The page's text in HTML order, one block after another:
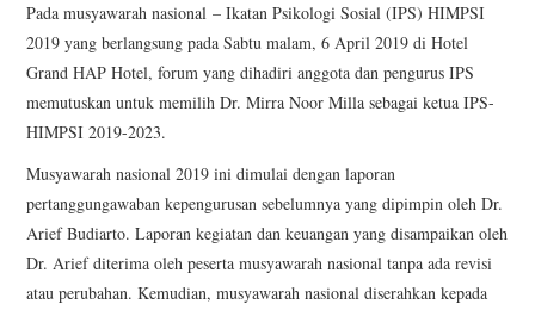
Pada musyawarah nasional – Ikatan Psikologi Sosial (IPS) HIMPSI
2019 yang berlangsung pada Sabtu malam, 6 April 2019 di Hotel
Grand HAP Hotel, forum yang dihadiri anggota dan pengurus IPS
memutuskan untuk memilih Dr. Mirra Noor Milla sebagai ketua IPS-
HIMPSI 2019-2023.
Musyawarah nasional 2019 ini dimulai dengan laporan
pertanggungawaban kepengurusan sebelumnya yang dipimpin oleh Dr.
Arief Budiarto. Laporan kegiatan dan keuangan yang disampaikan oleh
Dr. Arief diterima oleh peserta musyawarah nasional tanpa ada revisi
atau perubahan. Kemudian, musyawarah nasional diserahkan kepada